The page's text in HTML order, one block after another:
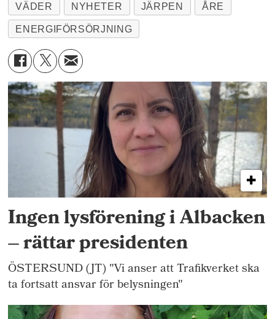
VÄDER NYHETER JÄRPEN ÅRE
ENERGIFÖRSÖRJNING
Ingen lysförening i Albacken
– rättar presidenten
ÖSTERSUND (JT) "Vi anser att Trafikverket ska
ta fortsatt ansvar för belysningen"